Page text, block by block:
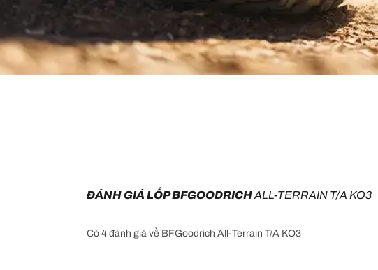
ĐÁNH GIÁ LỐP BFGOODRICH ALL-TERRAIN T/A KO3
Có 4 đánh giá về BFGoodrich All-Terrain T/A KO3